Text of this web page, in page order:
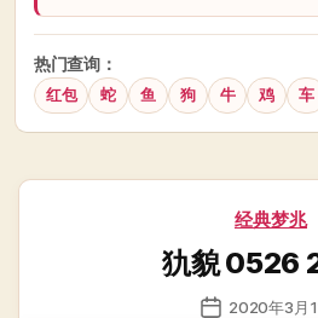
热门查询：
红包 蛇 鱼 狗 牛 鸡 车
分
经典梦兆
犰貌 0526
发 2020年3月